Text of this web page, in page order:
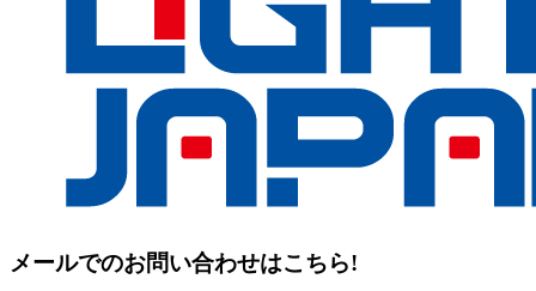
メールでのお問い合わせはこちら!